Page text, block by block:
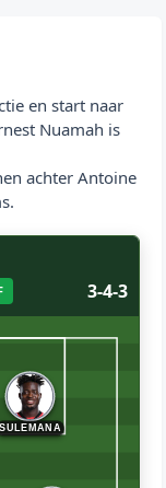
en start naar
Nuamah is
achter Antoine
3-4-3
SULEMANA